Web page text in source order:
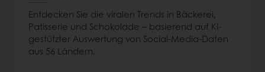
Entdecken Sie die viralen Trends in Bäckerei,
Patisserie und Schokolade – basierend auf KI-
gestützter Auswertung von Social-Media-Daten
aus 56 Ländern.